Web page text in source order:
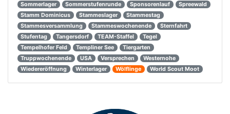
Sommerlager
Sommerstufenrunde Sponsorenlauf
Spreewald
Stamm Dominicus
Stammeslager
Stammestag
Stammesversammlung
Stammeswochenende
Sternfahrt
Stufentag
Tangersdorf TEAM-Staffel
Tegel
Tempelhofer Feld
Templiner See
Tiergarten
Truppwochenende
USA Versprechen
Westernohe
Wiedereröffnung
Winterlager Wölflinge World Scout Moot